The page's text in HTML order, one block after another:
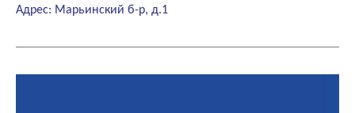
Адрес: Марьинский б-р, д.1